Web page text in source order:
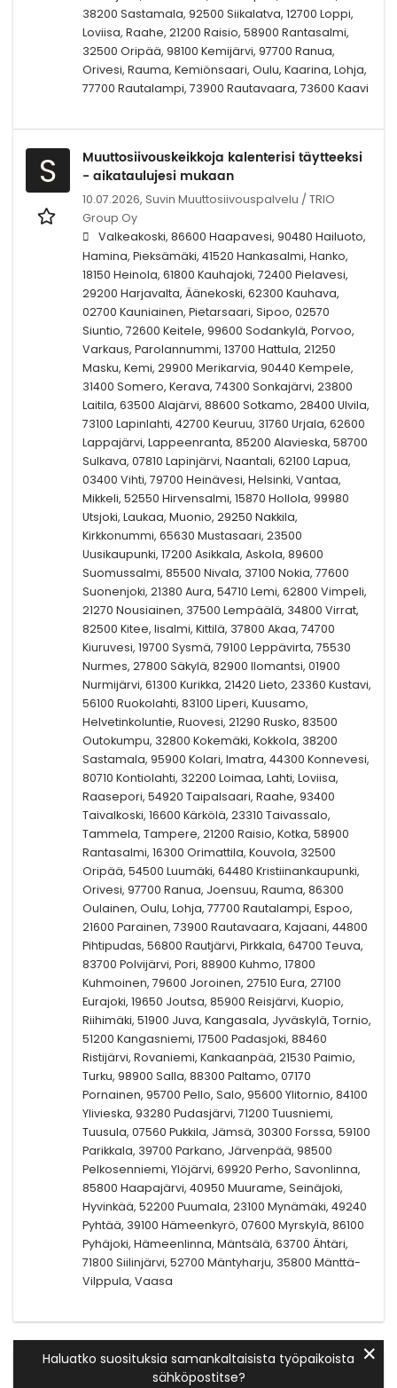
38200 Sastamala, 92500 Siikalatva, 12700 Loppi,
Loviisa, Raahe, 21200 Raisio, 58900 Rantasalmi,
32500 Oripää, 98100 Kemijärvi, 97700 Ranua,
Orivesi, Rauma, Kemiönsaari, Oulu, Kaarina, Lohja,
77700 Rautalampi, 73900 Rautavaara, 73600 Kaavi
S
Muuttosiivouskeikkoja kalenterisi täytteeksi
- aikataulujesi mukaan
10.07.2026, Suvin Muuttosiivouspalvelu / TRIO
Group Oy
Valkeakoski, 86600 Haapavesi, 90480 Hailuoto,
Hamina, Pieksämäki, 41520 Hankasalmi, Hanko,
18150 Heinola, 61800 Kauhajoki, 72400 Pielavesi,
29200 Harjavalta, Äänekoski, 62300 Kauhava,
02700 Kauniainen, Pietarsaari, Sipoo, 02570
Siuntio, 72600 Keitele, 99600 Sodankylä, Porvoo,
Varkaus, Parolannummi, 13700 Hattula, 21250
Masku, Kemi, 29900 Merikarvia, 90440 Kempele,
31400 Somero, Kerava, 74300 Sonkajärvi, 23800
Laitila, 63500 Alajärvi, 88600 Sotkamo, 28400 Ulvila,
73100 Lapinlahti, 42700 Keuruu, 31760 Urjala, 62600
Lappajärvi, Lappeenranta, 85200 Alavieska, 58700
Sulkava, 07810 Lapinjärvi, Naantali, 62100 Lapua,
03400 Vihti, 79700 Heinävesi, Helsinki, Vantaa,
Mikkeli, 52550 Hirvensalmi, 15870 Hollola, 99980
Utsjoki, Laukaa, Muonio, 29250 Nakkila,
Kirkkonummi, 65630 Mustasaari, 23500
Uusikaupunki, 17200 Asikkala, Askola, 89600
Suomussalmi, 85500 Nivala, 37100 Nokia, 77600
Suonenjoki, 21380 Aura, 54710 Lemi, 62800 Vimpeli,
21270 Nousiainen, 37500 Lempäälä, 34800 Virrat,
82500 Kitee, Iisalmi, Kittilä, 37800 Akaa, 74700
Kiuruvesi, 19700 Sysmä, 79100 Leppävirta, 75530
Nurmes, 27800 Säkylä, 82900 Ilomantsi, 01900
Nurmijärvi, 61300 Kurikka, 21420 Lieto, 23360 Kustavi,
56100 Ruokolahti, 83100 Liperi, Kuusamo,
Helvetinkoluntie, Ruovesi, 21290 Rusko, 83500
Outokumpu, 32800 Kokemäki, Kokkola, 38200
Sastamala, 95900 Kolari, Imatra, 44300 Konnevesi,
80710 Kontiolahti, 32200 Loimaa, Lahti, Loviisa,
Raasepori, 54920 Taipalsaari, Raahe, 93400
Taivalkoski, 16600 Kärkölä, 23310 Taivassalo,
Tammela, Tampere, 21200 Raisio, Kotka, 58900
Rantasalmi, 16300 Orimattila, Kouvola, 32500
Oripää, 54500 Luumäki, 64480 Kristiinankaupunki,
Orivesi, 97700 Ranua, Joensuu, Rauma, 86300
Oulainen, Oulu, Lohja, 77700 Rautalampi, Espoo,
21600 Parainen, 73900 Rautavaara, Kajaani, 44800
Pihtipudas, 56800 Rautjärvi, Pirkkala, 64700 Teuva,
83700 Polvijärvi, Pori, 88900 Kuhmo, 17800
Kuhmoinen, 79600 Joroinen, 27510 Eura, 27100
Eurajoki, 19650 Joutsa, 85900 Reisjärvi, Kuopio,
Riihimäki, 51900 Juva, Kangasala, Jyväskylä, Tornio,
51200 Kangasniemi, 17500 Padasjoki, 88460
Ristijärvi, Rovaniemi, Kankaanpää, 21530 Paimio,
Turku, 98900 Salla, 88300 Paltamo, 07170
Pornainen, 95700 Pello, Salo, 95600 Ylitornio, 84100
Ylivieska, 93280 Pudasjärvi, 71200 Tuusniemi,
Tuusula, 07560 Pukkila, Jämsä, 30300 Forssa, 59100
Parikkala, 39700 Parkano, Järvenpää, 98500
Pelkosenniemi, Ylöjärvi, 69920 Perho, Savonlinna,
85800 Haapajärvi, 40950 Muurame, Seinäjoki,
Hyvinkää, 52200 Puumala, 23100 Mynämäki, 49240
Pyhtää, 39100 Hämeenkyrö, 07600 Myrskylä, 86100
Pyhäjoki, Hämeenlinna, Mäntsälä, 63700 Ähtäri,
71800 Siilinjärvi, 52700 Mäntyharju, 35800 Mänttä-
Vilppula, Vaasa
Haluatko suosituksia samankaltaisista työpaikoista
sähköpostitse?
✕